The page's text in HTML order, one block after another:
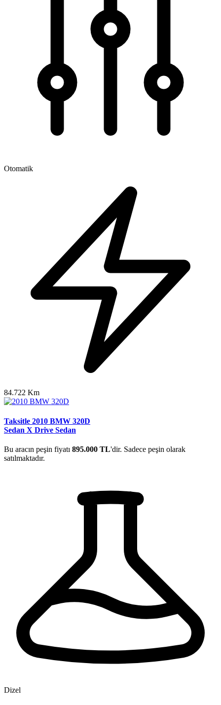
Otomatik
84.722 Km
Taksitle 2010 BMW 320D
Sedan X Drive Sedan
Bu aracın peşin fiyatı 895.000 TL'dir. Sadece peşin olarak
satılmaktadır.
Dizel